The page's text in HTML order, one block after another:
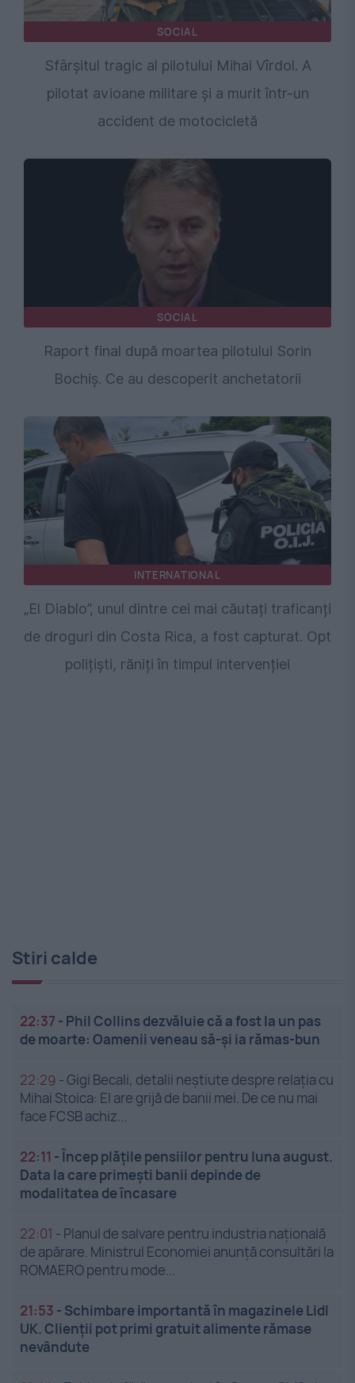
SOCIAL
Sfârșitul tragic al pilotului Mihai Vîrdol. A
pilotat avioane militare și a murit într-un
accident de motocicletă
SOCIAL
Raport final după moartea pilotului Sorin
Bochiș. Ce au descoperit anchetatorii
INTERNATIONAL
„El Diablo”, unul dintre cei mai căutați traficanți
de droguri din Costa Rica, a fost capturat. Opt
polițiști, răniți în timpul intervenției
Stiri calde
22:37 - Phil Collins dezvăluie că a fost la un pas
de moarte: Oamenii veneau să-și ia rămas-bun
22:29 -Gigi Becali, detalii neștiute despre relația cu
Mihai Stoica: El are grijă de banii mei. De ce nu mai
face FCSB achiz...
22:11 -Încep plățile pensiilor pentru luna august.
Data la care primești banii depinde de
modalitatea de încasare
22:01 - Planul de salvare pentru industria națională
de apărare. Ministrul Economiei anunță consultări la
ROMAERO pentru mode...
21:53 - Schimbare importantă în magazinele Lidl
UK. Clienții pot primi gratuit alimente rămase
nevândute